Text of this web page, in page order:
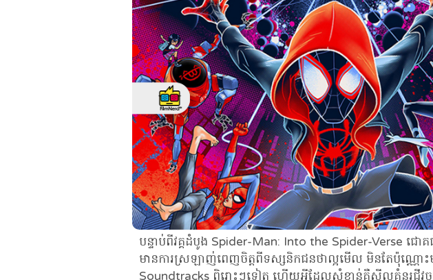
បន្ទាប់ពីវគ្គដំបូង Spider-Man: Into the Spider-Verse ជោ
មានការស្រឡាញ់ពេញចិត្តពីទស្សនិកជនថាល្អមើល មិនតែប៉ុណ្ណោះ
Soundtracks ពិរោះៗទៀត ហើយអ្វីដែលសំខាន់គឺស្ទីលគំនូរជីវ